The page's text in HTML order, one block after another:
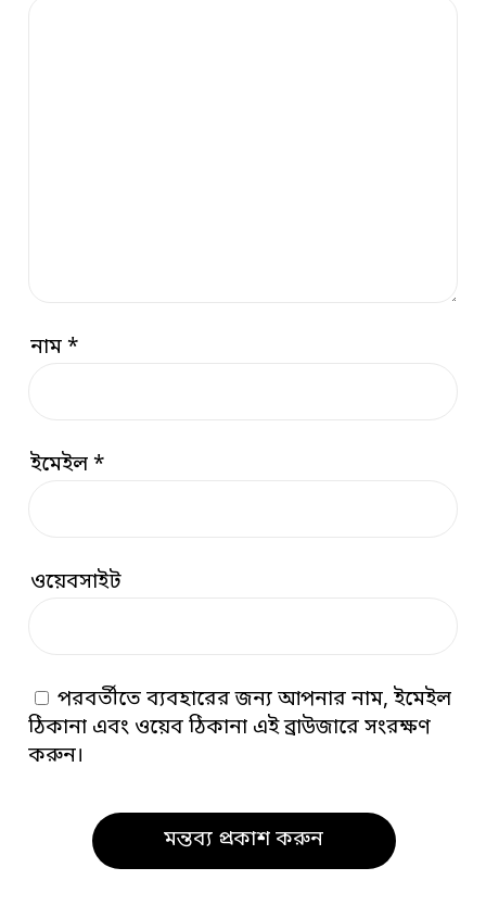
নাম*
ইমেইল*
ওয়েবসাইট
পরবর্তীতে ব্যবহারের জন্য আপনার নাম, ইমেইল
ঠিকানা এবং ওয়েব ঠিকানা এই ব্রাউজারে সংরক্ষণ
করুন।